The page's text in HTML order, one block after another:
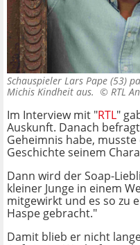
Schauspieler Lars Pape (53)
Michis Kindheit aus. © RTL
Im Interview mit "RTL"
Auskunft. Danach
Geheimnis habe,
Geschichte seinem
Dann wird der Soap-
kleiner Junge in einem
mitgewirkt und es so zu
Haspe gebracht."
Damit blieb er nicht